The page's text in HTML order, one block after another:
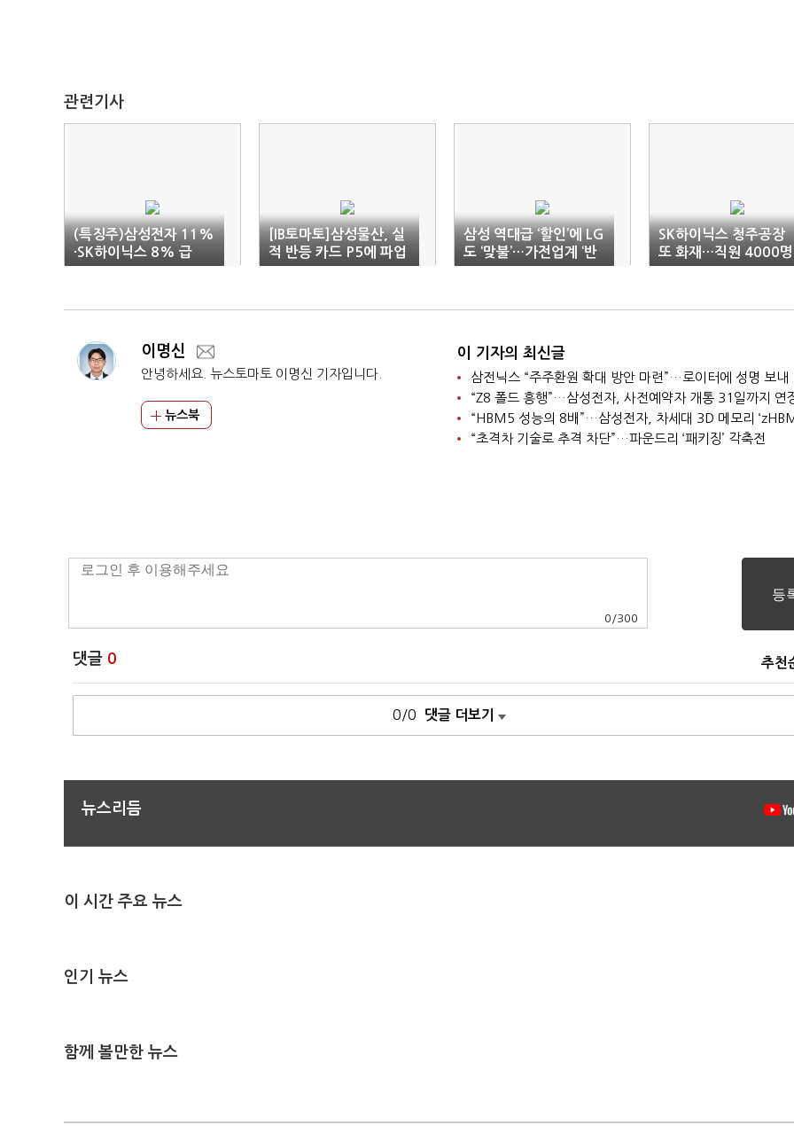
관련기사
(특징주)삼성전자 11%
·SK하이닉스 8% 급
등…미 반도체 랠리 훈
[IB토마토]삼성물산, 실
적 반등 카드 P5에 파업
암초…공기 지연 우려
삼성 역대급 ‘할인’에 LG
도 ‘맞불’…가전업계 ‘반
값 경쟁’
SK하이닉스 청주공장
또 화재…직원 4000명
대피
이명신
안녕하세요. 뉴스토마토 이명신 기자입니다.
뉴스북
이 기자의 최신글
삼전닉스 “주주환원 확대 방안 마련”…로이터에 성명 보내
“Z8 폴드 흥행”…삼성전자, 사전예약자 개통 31일까지 연
“HBM5 성능의 8배”…삼성전자, 차세대 3D 메모리
“초격차 기술로 추격 차단”…파운드리 ‘패키징’ 각축전
0 /300
댓글 0 추천
0/0 댓글 더보기
뉴스리듬
이 시간 주요 뉴스
인기 뉴스
함께 볼만한 뉴스